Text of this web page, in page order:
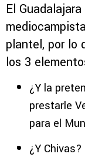
El
plantel, por lo
los 3
¿Y la
prestarle
para el
¿Y